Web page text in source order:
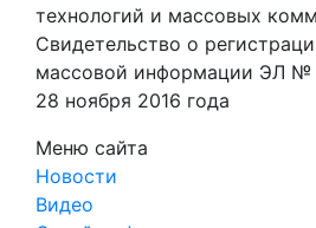
технологий и массовых
Свидетельство о
массовой информации ЭЛ №
28 ноября 2016 года
Меню сайта
Новости
Видео